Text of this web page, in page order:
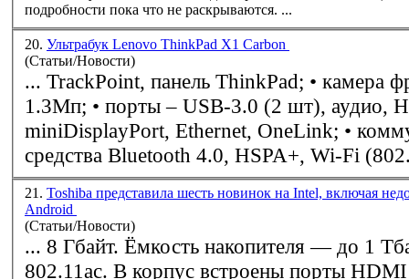
подробности пока что не раскрываются. ...
20. Ультрабук Lenovo ThinkPad X1 Carbon
(Статьи/Новости)
... TrackPoint, панель ThinkPad; • камера фронтальная
1.3Мп; • порты – USB-3.0 (2 шт), аудио, HDMI,
miniDisplayPort, Ethernet, OneLink; • коммуникационные
средства Bluetooth 4.0, HSPA+, Wi-Fi
21. Toshiba представила шесть новинок на Intel, включая
Android
(Статьи/Новости)
... 8 Гбайт. Ёмкость накопителя — до 1
802.11ac. В корпус встроены порты HDMI (выход с